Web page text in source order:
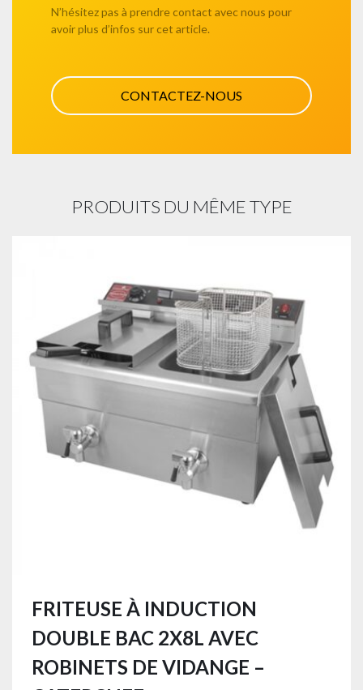
N’hésitez pas à prendre contact avec nous pour
avoir plus d’infos sur cet article.
CONTACTEZ-NOUS
PRODUITS DU MÊME TYPE
FRITEUSE À INDUCTION
DOUBLE BAC 2X8L AVEC
ROBINETS DE VIDANGE –